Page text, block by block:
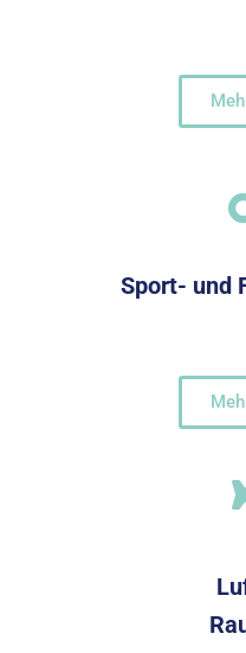
Sport- und